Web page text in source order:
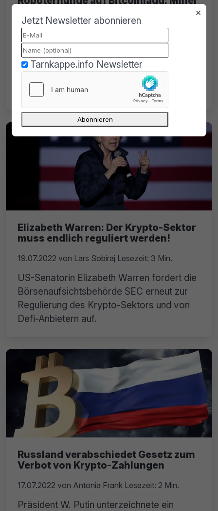
26.07.2022 vonAntonia FrankLesezeit: 6 Min.
Ein britischer IT-Mitarbeiter hat 2013 eine
mit 7.500 Bitcoin beladene Festplatte
entsorgt. Zwei Roboterhunde sollen nun bei
der Suche helfen
Elizabeth Warren: Der Krypto-Sektor
muss endlich reguliert werden!
19.07.2022 von Lars Sobiraj Lesezeit: 3 Min.
US-Senatorin Elizabeth Warren fordert die
Börsenaufsichtsbehörde SEC erneut zur
Regulierung des Krypto-Sektors und von
Defi-Anbietern auf.
Russland verabschiedet Gesetz zum
Verbot von Krypto-Zahlungen
17.07.2022 von Antonia Frank Lesezeit: 2 Min.
Präsident W. Putin unterzeichnete ein
×
Jetzt Newsletter abonnieren
Tarnkappe.info Newsletter